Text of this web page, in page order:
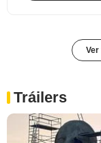
Tráilers